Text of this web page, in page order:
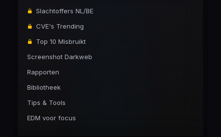
Slachtoffers NL/BE
CVE's Trending
Top 10 Misbruikt
Screenshot Darkweb
Rapporten
Bibliotheek
Tips & Tools
EDM voor focus